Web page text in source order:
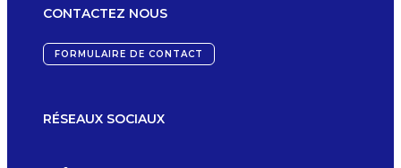
CONTACTEZ NOUS
FORMULAIRE DE CONTACT
RÉSEAUX SOCIAUX